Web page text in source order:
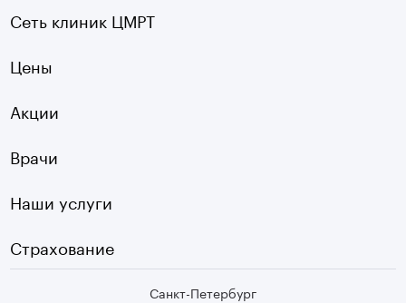
Озерки
Садовая
Старая Деревня
Девяткино
г. Колпино
Оптическая топография
УЗДГ
Чек-ап
ЭКГ
Медицинские анализы
Санкт-Петербург
Сеть клиник ЦМРТ
Цены
Акции
Врачи
Наши услуги
Страхование